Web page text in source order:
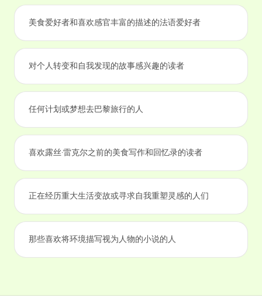
美食爱好者和喜欢感官丰富的描述的法语爱好者
对个人转变和自我发现的故事感兴趣的读者
任何计划或梦想去巴黎旅行的人
喜欢露丝·雷克尔之前的美食写作和回忆录的读者
正在经历重大生活变故或寻求自我重塑灵感的人们
那些喜欢将环境描写视为人物的小说的人